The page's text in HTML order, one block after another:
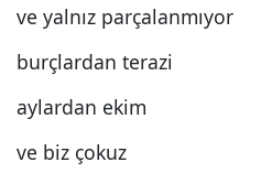
ve yalnız parçalanmıyor
burçlardan terazi
aylardan ekim
ve biz çokuz